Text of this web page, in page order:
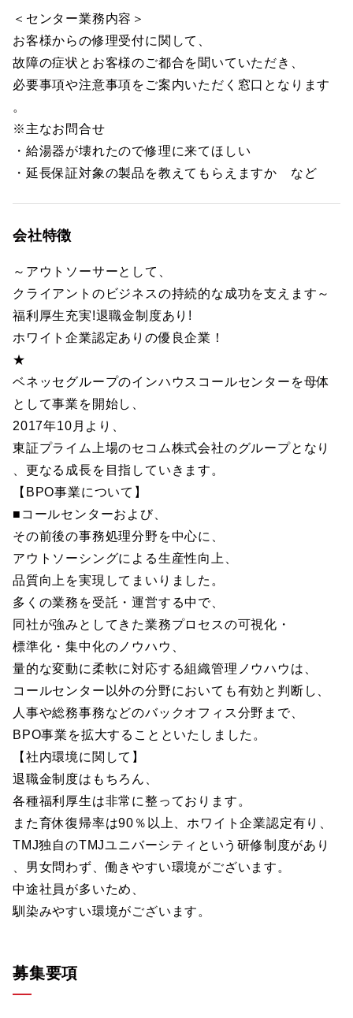
＜センター業務内容＞
お客様からの修理受付に関して、
故障の症状とお客様のご都合を聞いていただき、
必要事項や注意事項をご案内いただく窓口となります
。
※主なお問合せ
・給湯器が壊れたので修理に来てほしい
・延長保証対象の製品を教えてもらえますか など
会社特徴
～アウトソーサーとして、
クライアントのビジネスの持続的な成功を支えます～
福利厚生充実!退職金制度あり!
ホワイト企業認定ありの優良企業！
★
ベネッセグループのインハウスコールセンターを母体
として事業を開始し、
2017年10月より、
東証プライム上場のセコム株式会社のグループとなり
、更なる成長を目指していきます。
【BPO事業について】
■コールセンターおよび、
その前後の事務処理分野を中心に、
アウトソーシングによる生産性向上、
品質向上を実現してまいりました。
多くの業務を受託・運営する中で、
同社が強みとしてきた業務プロセスの可視化・
標準化・集中化のノウハウ、
量的な変動に柔軟に対応する組織管理ノウハウは、
コールセンター以外の分野においても有効と判断し、
人事や総務事務などのバックオフィス分野まで、
BPO事業を拡大することといたしました。
【社内環境に関して】
退職金制度はもちろん、
各種福利厚生は非常に整っております。
また育休復帰率は90％以上、ホワイト企業認定有り、
TMJ独自のTMJユニバーシティという研修制度があり
、男女問わず、働きやすい環境がございます。
中途社員が多いため、
馴染みやすい環境がございます。
募集要項